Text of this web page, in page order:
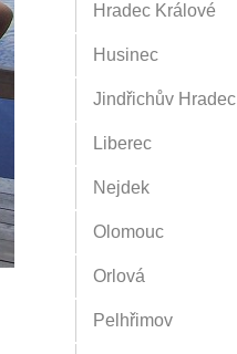
Hradec Králové
Husinec
Jindřichův Hradec
Liberec
Nejdek
Olomouc
Orlová
Pelhřimov